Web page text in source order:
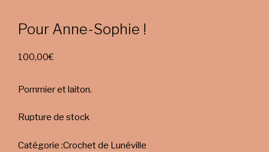
Pour Anne-Sophie !
100,00€
Pommier et laiton.
Rupture de stock
Catégorie :Crochet de Lunéville